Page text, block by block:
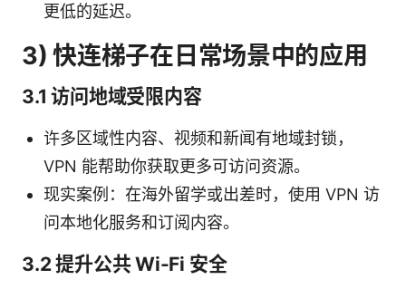
更低的延迟。
3) 快连梯子在日常场景中的应用
3.1 访问地域受限内容
许多区域性内容、视频和新闻有地域封锁，
VPN 能帮助你获取更多可访问资源。
现实案例：在海外留学或出差时，使用 VPN 访
问本地化服务和订阅内容。
3.2 提升公共 Wi-Fi 安全